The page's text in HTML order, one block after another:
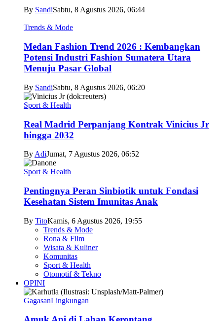
By SandiSabtu, 8 Agustus 2026, 06:44
Trends & Mode
Medan Fashion Trend 2026 : Kembangkan
Potensi Industri Fashion Sumatera Utara
Menuju Pasar Global
By SandiSabtu, 8 Agustus 2026, 06:20
Sport & Health
Real Madrid Perpanjang Kontrak Vinicius Jr
hingga 2032
By AdiJumat, 7 Agustus 2026, 06:52
Sport & Health
Pentingnya Peran Sinbiotik untuk Fondasi
Kesehatan Sistem Imunitas Anak
By TitoKamis, 6 Agustus 2026, 19:55
Trends & Mode
Rona & Film
Wisata & Kuliner
Komunitas
Sport & Health
Otomotif & Tekno
OPINI
GagasanLingkungan